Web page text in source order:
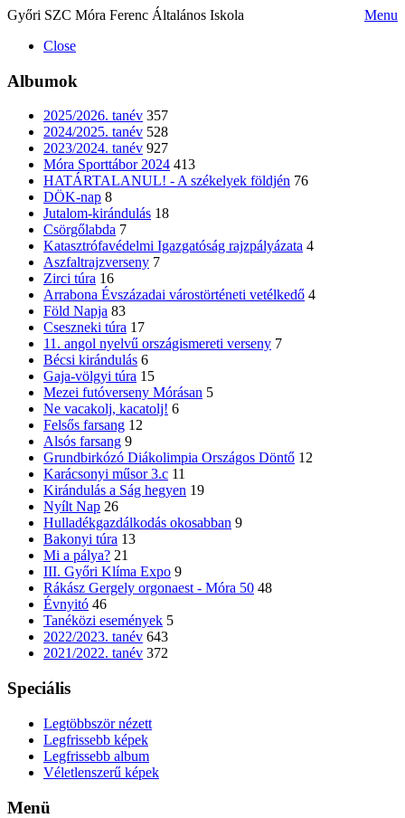
Győri SZC Móra Ferenc Általános Iskola
Menu
Close
Albumok
2025/2026. tanév 357
2024/2025. tanév 528
2023/2024. tanév 927
Móra Sporttábor 2024 413
HATÁRTALANUL! - A székelyek földjén 76
DÖK-nap 8
Jutalom-kirándulás 18
Csörgőlabda 7
Katasztrófavédelmi Igazgatóság rajzpályázata 4
Aszfaltrajzverseny 7
Zirci túra 16
Arrabona Évszázadai várostörténeti vetélkedő 4
Föld Napja 83
Cseszneki túra 17
11. angol nyelvű országismereti verseny 7
Bécsi kirándulás 6
Gaja-völgyi túra 15
Mezei futóverseny Mórásan 5
Ne vacakolj, kacatolj! 6
Felsős farsang 12
Alsós farsang 9
Grundbirkózó Diákolimpia Országos Döntő 12
Karácsonyi műsor 3.c 11
Kirándulás a Ság hegyen 19
Nyílt Nap 26
Hulladékgazdálkodás okosabban 9
Bakonyi túra 13
Mi a pálya? 21
III. Győri Klíma Expo 9
Rákász Gergely orgonaest - Móra 50 48
Évnyitó 46
Tanéközi események 5
2022/2023. tanév 643
2021/2022. tanév 372
Speciális
Legtöbbször nézett
Legfrissebb képek
Legfrissebb album
Véletlenszerű képek
Menü